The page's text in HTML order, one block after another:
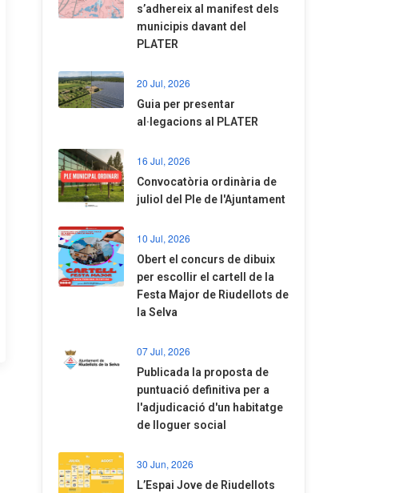
s’adhereix al manifest dels
municipis davant del
PLATER
20 Jul, 2026
​Guia per presentar
al·legacions al PLATER
16 Jul, 2026
Convocatòria ordinària de
juliol del Ple de l'Ajuntament
10 Jul, 2026
​Obert el concurs de dibuix
per escollir el cartell de la
Festa Major de Riudellots de
la Selva
07 Jul, 2026
​Publicada la proposta de
puntuació definitiva per a
l'adjudicació d'un habitatge
de lloguer social
30 Jun, 2026
​L’Espai Jove de Riudellots